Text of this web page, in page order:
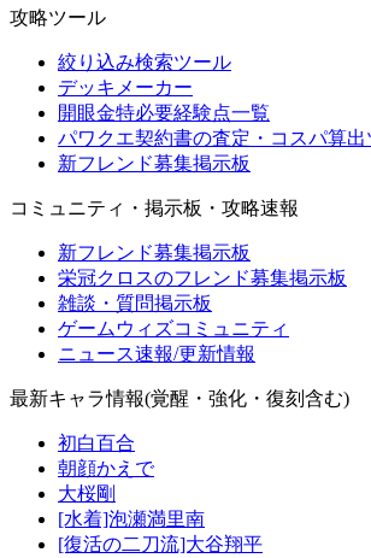
攻略ツール
絞り込み検索ツール
デッキメーカー
開眼金特必要経験点一覧
パワクエ契約書の査定・コスパ算出
新フレンド募集掲示板
コミュニティ・掲示板・攻略速報
新フレンド募集掲示板
栄冠クロスのフレンド募集掲示板
雑談・質問掲示板
ゲームウィズコミュニティ
ニュース速報/更新情報
最新キャラ情報(覚醒・強化・復刻含む)
初白百合
朝顔かえで
大桜剛
[水着]泡瀬満里南
[復活の二刀流]大谷翔平